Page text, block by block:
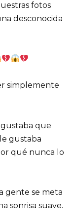
fotos
desconocida
simplemente
que
gustaba
qué nunca lo
gente se meta
sonrisa suave.